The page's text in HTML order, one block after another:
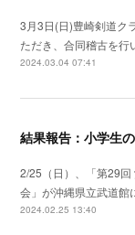
3月3日(日)豊崎剣道ク
ただき、合同稽古を
2024.03.04 07:41
2/25（日）、「第29
会」が沖縄県立武道館
2024.02.25 13:40